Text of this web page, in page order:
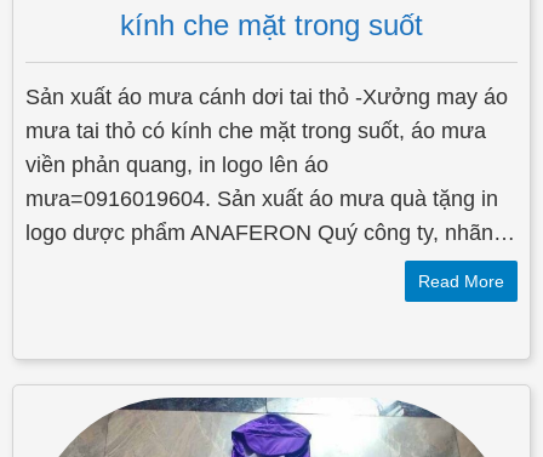
kính che mặt trong suốt
Sản xuất áo mưa cánh dơi tai thỏ -Xưởng may áo
mưa tai thỏ có kính che mặt trong suốt, áo mưa
viền phản quang, in logo lên áo
mưa=0916019604. Sản xuất áo mưa quà tặng in
logo dược phẩm ANAFERON Quý công ty, nhãn…
Read More